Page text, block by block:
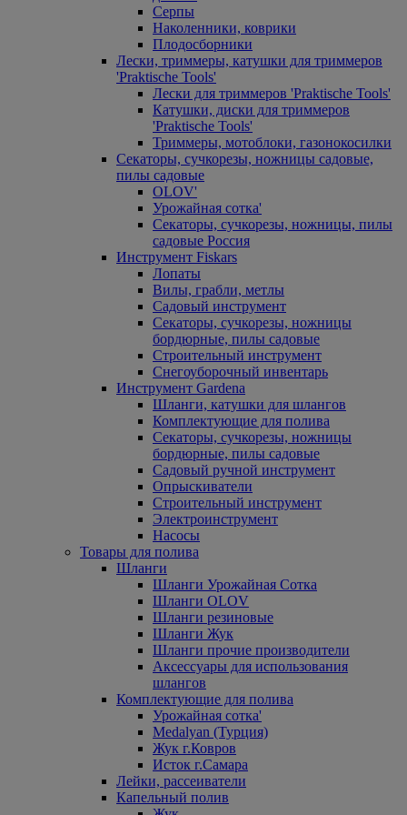
Серпы
Наколенники, коврики
Плодосборники
Лески, триммеры, катушки для триммеров
'Praktische Tools'
Лески для триммеров 'Praktische Tools'
Катушки, диски для триммеров
'Praktische Tools'
Триммеры, мотоблоки, газонокосилки
Секаторы, сучкорезы, ножницы садовые,
пилы садовые
OLOV'
Урожайная сотка'
Секаторы, сучкорезы, ножницы, пилы
садовые Россия
Инструмент Fiskars
Лопаты
Вилы, грабли, метлы
Садовый инструмент
Секаторы, сучкорезы, ножницы
бордюрные, пилы садовые
Строительный инструмент
Снегоуборочный инвентарь
Инструмент Gardena
Шланги, катушки для шлангов
Комплектующие для полива
Секаторы, сучкорезы, ножницы
бордюрные, пилы садовые
Садовый ручной инструмент
Опрыскиватели
Строительный инструмент
Электроинструмент
Насосы
Товары для полива
Шланги
Шланги Урожайная Сотка
Шланги OLOV
Шланги резиновые
Шланги Жук
Шланги прочие производители
Аксессуары для использования
шлангов
Комплектующие для полива
Урожайная сотка'
Medalyan (Турция)
Жук г.Ковров
Исток г.Самара
Лейки, рассеиватели
Капельный полив